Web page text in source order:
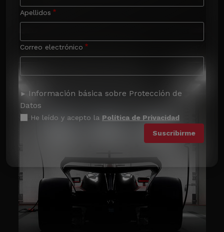
Apellidos
Correo electrónico
Información básica sobre Protección de
Datos
He leído y acepto la Política de Privacidad